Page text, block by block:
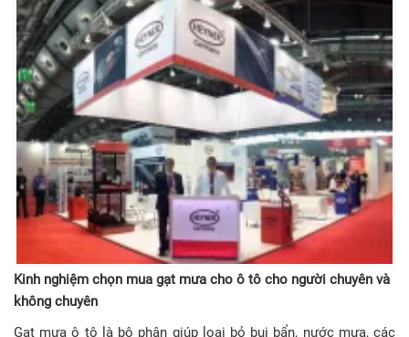
Kinh nghiệm chọn mua gạt mưa cho ô tô cho người chuyên và
không chuyên
Gạt mưa ô tô là bộ phận giúp loại bỏ bụi bẩn, nước mưa, các